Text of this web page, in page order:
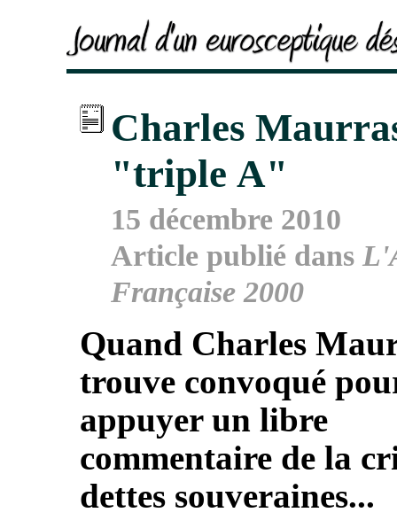
Charles
"triple A"
15 décembre 2010
Article publié dans
Française 2000
Quand Charles
trouve convoqué
appuyer un libre
commentaire de la
dettes souveraines...